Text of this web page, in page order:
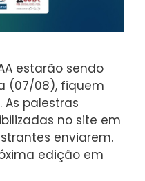
estarão sendo
(07/08), fiquem
palestras
no site em
enviarem.
edição em